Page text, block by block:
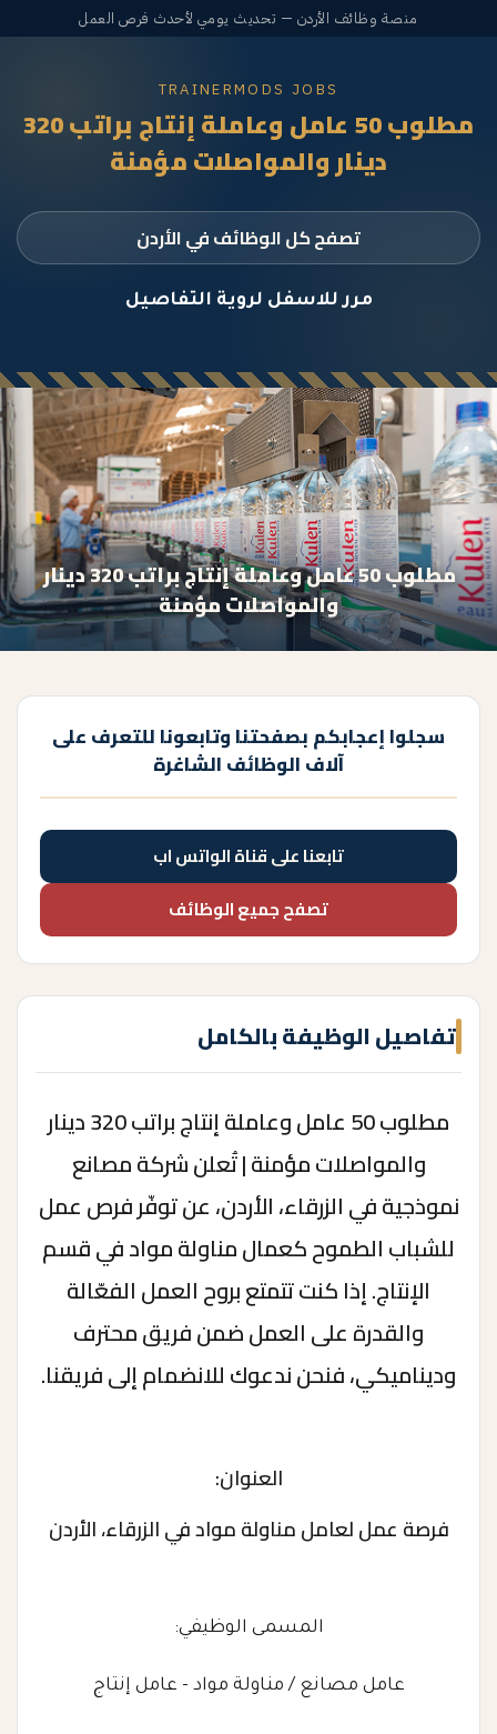
منصة وظائف الأردن — تحديث يومي لأحدث فرص العمل
TRAINERMODS JOBS
مطلوب 50 عامل وعاملة إنتاج براتب 320
دينار والمواصلات مؤمنة
تصفح كل الوظائف في الأردن
مرر للاسفل لروية التفاصيل
مطلوب 50 عامل وعاملة إنتاج براتب 320 دينار
والمواصلات مؤمنة
سجلوا إعجابكم بصفحتنا وتابعونا للتعرف على
آلاف الوظائف الشاغرة
تابعنا على قناة الواتس اب
تصفح جميع الوظائف
تفاصيل الوظيفة بالكامل
مطلوب 50 عامل وعاملة إنتاج براتب 320 دينار
والمواصلات مؤمنة | تُعلن شركة مصانع
نموذجية في الزرقاء، الأردن، عن توفّر فرص عمل
للشباب الطموح كعمال مناولة مواد في قسم
الإنتاج. إذا كنت تتمتع بروح العمل الفعّالة
والقدرة على العمل ضمن فريق محترف
وديناميكي، فنحن ندعوك للانضمام إلى فريقنا.
العنوان:
فرصة عمل لعامل مناولة مواد في الزرقاء، الأردن
المسمى الوظيفي:
عامل مصانع / مناولة مواد - عامل إنتاج